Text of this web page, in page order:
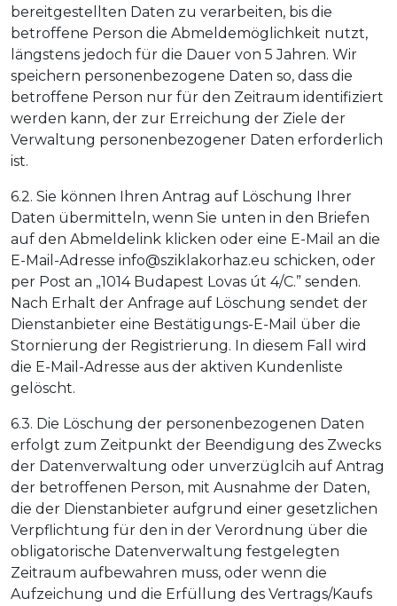
bereitgestellten Daten zu verarbeiten, bis die
betroffene Person die Abmeldemöglichkeit nutzt,
längstens jedoch für die Dauer von 5 Jahren. Wir
speichern personenbezogene Daten so, dass die
betroffene Person nur für den Zeitraum identifiziert
werden kann, der zur Erreichung der Ziele der
Verwaltung personenbezogener Daten erforderlich
ist.
6.2. Sie können Ihren Antrag auf Löschung Ihrer
Daten übermitteln, wenn Sie unten in den Briefen
auf den Abmeldelink klicken oder eine E-Mail an die
E-Mail-Adresse info@sziklakorhaz.eu schicken, oder
per Post an „1014 Budapest Lovas út 4/C.” senden.
Nach Erhalt der Anfrage auf Löschung sendet der
Dienstanbieter eine Bestätigungs-E-Mail über die
Stornierung der Registrierung. In diesem Fall wird
die E-Mail-Adresse aus der aktiven Kundenliste
gelöscht.
6.3. Die Löschung der personenbezogenen Daten
erfolgt zum Zeitpunkt der Beendigung des Zwecks
der Datenverwaltung oder unverzüglcih auf Antrag
der betroffenen Person, mit Ausnahme der Daten,
die der Dienstanbieter aufgrund einer gesetzlichen
Verpflichtung für den in der Verordnung über die
obligatorische Datenverwaltung festgelegten
Zeitraum aufbewahren muss, oder wenn die
Aufzeichung und die Erfüllung des Vertrags/Kaufs